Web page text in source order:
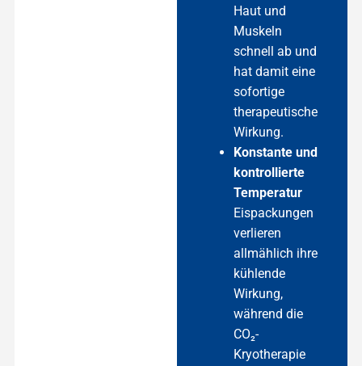
Haut und
Muskeln
schnell ab und
hat damit eine
sofortige
therapeutische
Wirkung.
Konstante und
kontrollierte
Temperatur
Eispackungen
verlieren
allmählich ihre
kühlende
Wirkung,
während die
CO₂-
Kryotherapie